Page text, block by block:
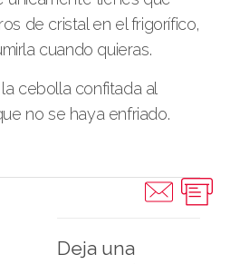
de cristal en el frigorífico,
cuando quieras.
cebolla confitada al
no se haya enfriado.
Deja una